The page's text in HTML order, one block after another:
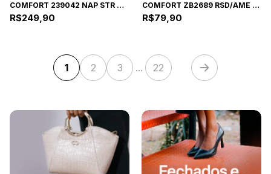
COMFORT 239042 NAP STR NUDE CL 39 RUE 239042 NUDE CLARO
R$249,90
COMFORT ZB2689 RSD/AME ZB2689 ROSADO/AMENDOA
R$79,90
1 2 3 ... 22